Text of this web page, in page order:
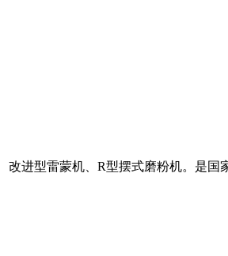
进型雷蒙机、R型摆式磨粉机。是国